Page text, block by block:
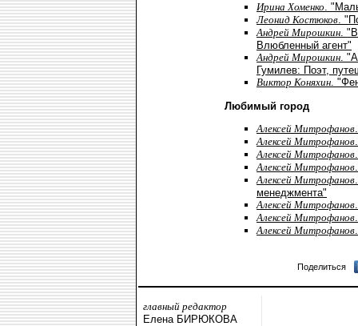
Ирина Хоменко.
Леонид Костюков.
Андрей Мирошкин.
Влюбленный агент"
Андрей Мирошкин.
Гумилев: Поэт,
Виктор Коняхин.
Любимый город
Алексей Митрофанов
Алексей Митрофанов
Алексей Митрофанов
Алексей Митрофанов
Алексей Митрофанов
менеджмента"
Алексей Митрофанов
Алексей Митрофанов
Алексей Митрофанов
Поделиться
главный редактор
Елена БИРЮКОВА